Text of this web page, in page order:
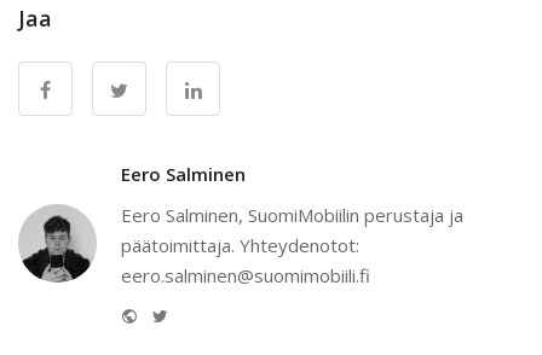
Jaa
Eero Salminen
Eero Salminen, SuomiMobiilin perustaja ja
päätoimittaja. Yhteydenotot:
eero.salminen@suomimobiili.fi
Website